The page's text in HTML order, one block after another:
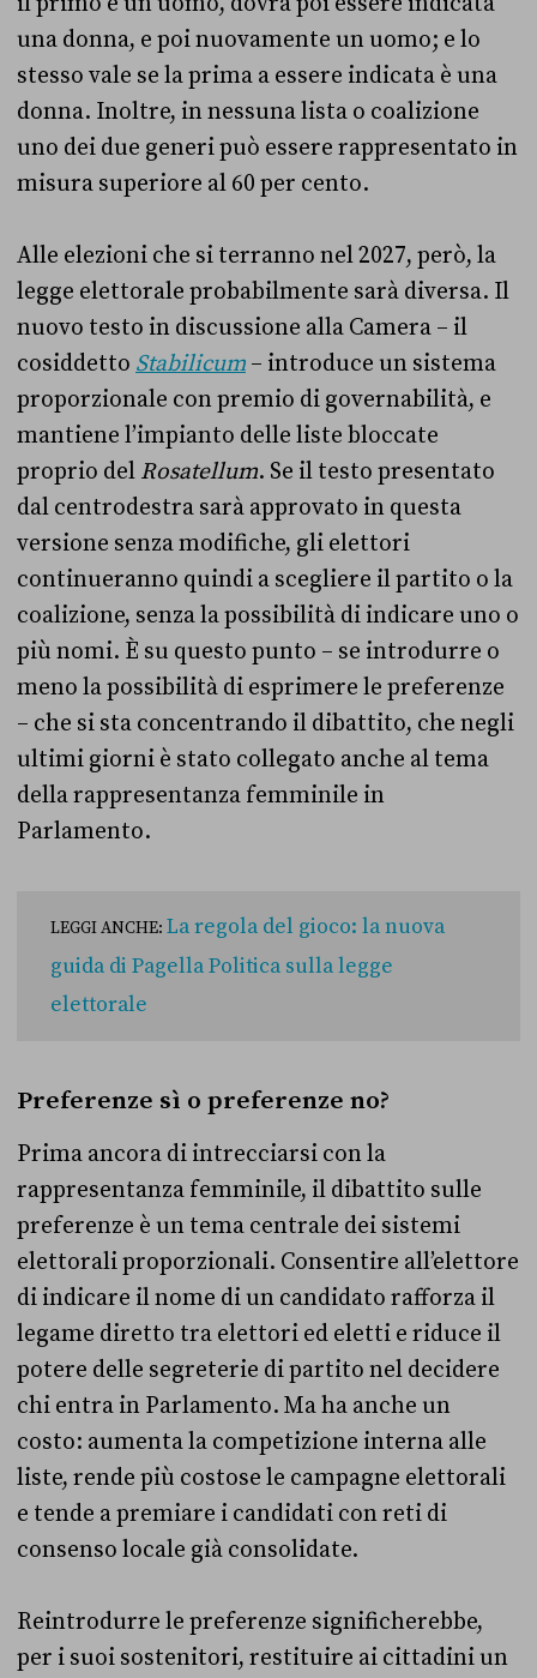
una donna, e poi nuovamente un uomo; e lo
stesso vale se la prima a essere indicata è una
donna. Inoltre, in nessuna lista o coalizione
uno dei due generi può essere rappresentato in
misura superiore al 60 per cento.
Alle elezioni che si terranno nel 2027, però, la
legge elettorale probabilmente sarà diversa. Il
nuovo testo in discussione alla Camera – il
cosiddetto Stabilicum – introduce un sistema
proporzionale con premio di governabilità, e
mantiene l’impianto delle liste bloccate
proprio del Rosatellum. Se il testo presentato
dal centrodestra sarà approvato in questa
versione senza modifiche, gli elettori
continueranno quindi a scegliere il partito o la
coalizione, senza la possibilità di indicare uno o
più nomi. È su questo punto – se introdurre o
meno la possibilità di esprimere le preferenze
– che si sta concentrando il dibattito, che negli
ultimi giorni è stato collegato anche al tema
della rappresentanza femminile in
Parlamento.
LEGGI ANCHE: La regola del gioco: la nuova
guida di Pagella Politica sulla legge
elettorale
Preferenze sì o preferenze no?
Prima ancora di intrecciarsi con la
rappresentanza femminile, il dibattito sulle
preferenze è un tema centrale dei sistemi
elettorali proporzionali. Consentire all’elettore
di indicare il nome di un candidato rafforza il
legame diretto tra elettori ed eletti e riduce il
potere delle segreterie di partito nel decidere
chi entra in Parlamento. Ma ha anche un
costo: aumenta la competizione interna alle
liste, rende più costose le campagne elettorali
e tende a premiare i candidati con reti di
consenso locale già consolidate.
Reintrodurre le preferenze significherebbe,
per i suoi sostenitori, restituire ai cittadini un